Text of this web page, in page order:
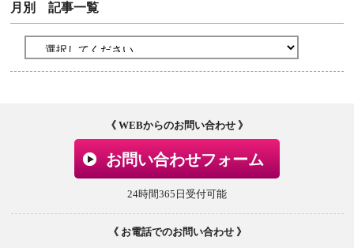
月別 記事一覧
《 WEBからのお問い合わせ 》
お問い合わせフォーム
24時間365日受付可能
《 お電話でのお問い合わせ 》